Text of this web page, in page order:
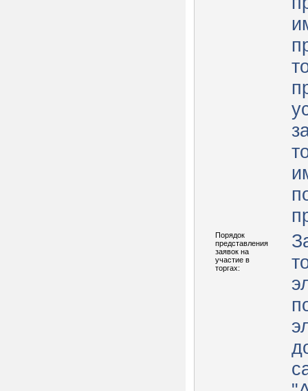
Порядок
представления
заявок на
участие в
торгах: